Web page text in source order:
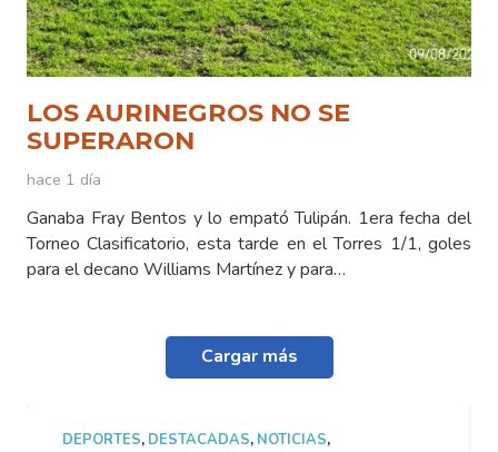
LOS AURINEGROS NO SE
SUPERARON
hace 1 día
Ganaba Fray Bentos y lo empató Tulipán. 1era fecha del
Torneo Clasificatorio, esta tarde en el Torres 1/1, goles
para el decano Williams Martínez y para…
Cargar más
DEPORTES, DESTACADAS, NOTICIAS,